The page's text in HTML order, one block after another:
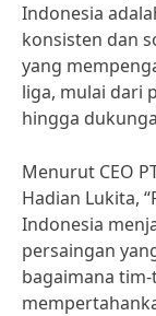
Indonesia
konsisten dan
yang
liga, mulai dari
hingga
Menurut CEO
Hadian Lukita,
Indonesia
persaingan
bagaimana